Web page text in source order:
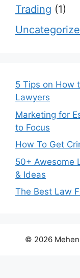
Trading (1)
5 Tips on How
Lawyers
Marketing for
to Focus
How To Get
50+ Awesome
& Ideas
The Best Law
© 2026